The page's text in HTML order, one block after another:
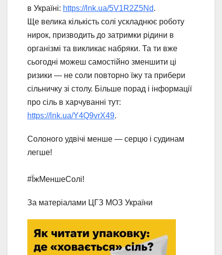
в Україні: https://lnk.ua/5V1R2Z5Nd.
Ще велика кількість солі ускладнює роботу
нирок, призводить до затримки рідини в
організмі та викликає набряки. Та ти вже
сьогодні можеш самостійно зменшити ці
ризики — не соли повторно їжу та прибери
сільничку зі столу. Більше порад і інформації
про сіль в харчуванні тут:
https://lnk.ua/Y4Q9vrX49.
Солоного удвічі менше — серцю і судинам
легше!
#ЇжМеншеСолі!
За матеріалами ЦГЗ МОЗ України